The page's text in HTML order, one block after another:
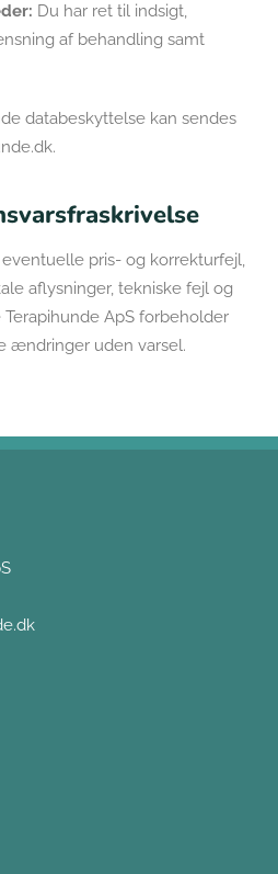
Du har ret til indsigt,
af behandling samt
databeskyttelse kan sendes
pris- og korrekturfejl,
aflysninger, tekniske fejl og
ApS forbeholder
ændringer uden varsel.